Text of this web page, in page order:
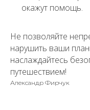
окажут помощь.
Не позволяйте
нарушить ваши
наслаждайтесь
путешествием!
Александр Фирчук